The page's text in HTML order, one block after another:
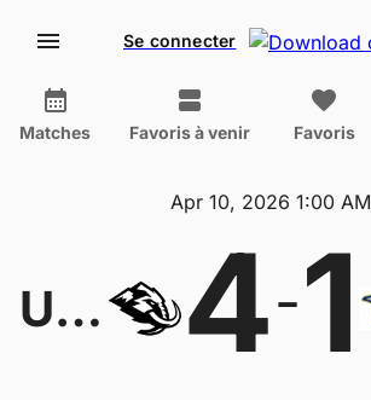
Se connecter
Matches Favoris à venir Favoris
Apr 10, 2026 1:00 AM
Utah Mammoth 4-1